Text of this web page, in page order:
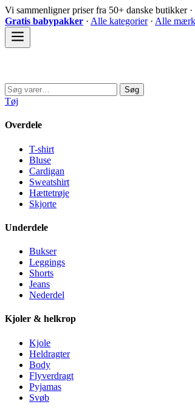
Spring
til
indhold
Vi sammenligner priser fra 50+ danske butikker
Gratis babypakker · Alle kategorier· Alle
Søg
efter:
Søg
Tøj
Overdele
T-shirt
Bluse
Cardigan
Sweatshirt
Hættetrøje
Skjorte
Underdele
Bukser
Leggings
Shorts
Jeans
Nederdel
Kjoler & helkrop
Kjole
Heldragter
Body
Flyverdragt
Pyjamas
Svøb